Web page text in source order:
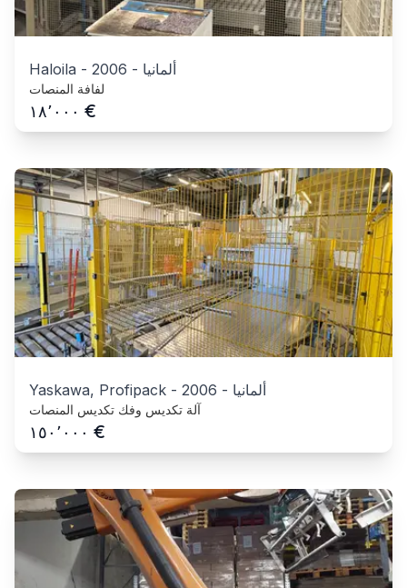
Haloila - 2006 - ألمانيا
لفافة المنصات
١٨٬٠٠٠ €
Yaskawa, Profipack - 2006 - ألمانيا
آلة تكديس وفك تكديس المنصات
١٥٠٬٠٠٠ €